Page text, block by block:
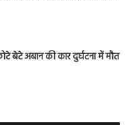
अबान की कार दुर्घटना में मौत